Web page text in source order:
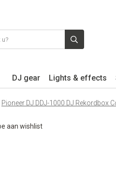
DJ gear Lights & effects
Pioneer DJ DDJ-1000 DJ Rekordbox
aan wishlist